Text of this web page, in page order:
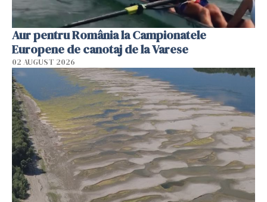
Aur pentru România la Campionatele
Europene de canotaj de la Varese
02 AUGUST 2026